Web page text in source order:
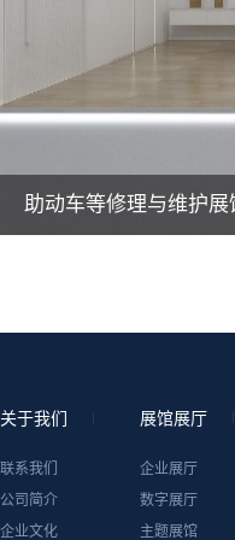
助动车等修理与维护
关于我们
联系我们
公司简介
企业文化
展馆展厅
企业展厅
数字展厅
主题展馆